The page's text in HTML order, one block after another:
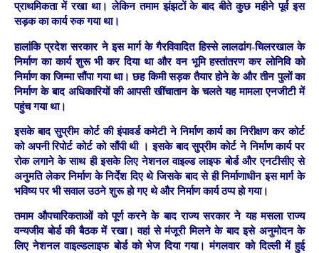
प्राथमिकता में रखा था। लेकिन तमाम झंझटों के बाद बीते कुछ महीने पूर्व इस
सड़क का कार्य रुक गया था।
हालांकि प्रदेश सरकार ने इस मार्ग के गैरविवादित हिस्से लालढांग-चिलरखाल के
निर्माण का कार्य शुरू भी कर दिया था और वन भूमि हस्तांतरण कर लोनिवि को
निर्माण का जिम्मा सौंपा गया था। छह किमी सड़क तैयार होने के और तीन पुलों का
निर्माण के बाद अधिकारियों की आपसी खींचातान के चलते यह मामला एनजीटी में
पहुंच गया था।
इसके बाद सुप्रीम कोर्ट की इंपावर्ड कमेटी ने निर्माण कार्य का निरीक्षण कर कोर्ट
को अपनी रिपोर्ट कोर्ट को सौंपी थी । इसके बाद सुप्रीम कोर्ट ने निर्माण कार्य पर
रोक लगाने के साथ ही इसके लिए नेशनल वाइल्ड लाइफ बोर्ड और एनटीसीए से
अनुमति लेकर निर्माण के निर्देश दिए थे जिसके बाद से ही निर्माणाधीन इस मार्ग के
भविष्य पर भी सवाल उठने शुरू हो गए थे और निर्माण कार्य ठप्प हो गया।
तमाम औपचारिकताओं को पूर्ण करने के बाद राज्य सरकार ने यह मसला राज्य
वन्यजीव बोर्ड की बैठक में रखा। वहां से मंजूरी मिलने के बाद इसे अनुमोदन के
लिए नेशनल वाइल्डलाइफ बोर्ड को भेज दिया गया। मंगलवार को दिल्ली में हुई